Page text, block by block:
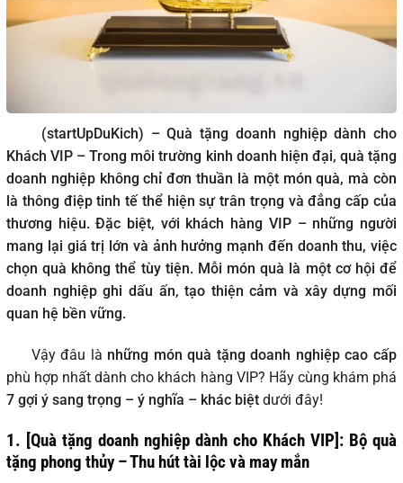
(startUpDuKich) – Quà tặng doanh nghiệp dành cho
Khách VIP – Trong môi trường kinh doanh hiện đại, quà tặng
doanh nghiệp không chỉ đơn thuần là một món quà, mà còn
là thông điệp tinh tế thể hiện sự trân trọng và đẳng cấp của
thương hiệu. Đặc biệt, với khách hàng VIP – những người
mang lại giá trị lớn và ảnh hưởng mạnh đến doanh thu, việc
chọn quà không thể tùy tiện. Mỗi món quà là một cơ hội để
doanh nghiệp ghi dấu ấn, tạo thiện cảm và xây dựng mối
quan hệ bền vững.
Vậy đâu là những món quà tặng doanh nghiệp cao cấp
phù hợp nhất dành cho khách hàng VIP? Hãy cùng khám phá
7 gợi ý sang trọng – ý nghĩa – khác biệt dưới đây!
1. [Quà tặng doanh nghiệp dành cho Khách VIP]: Bộ quà
tặng phong thủy – Thu hút tài lộc và may mắn